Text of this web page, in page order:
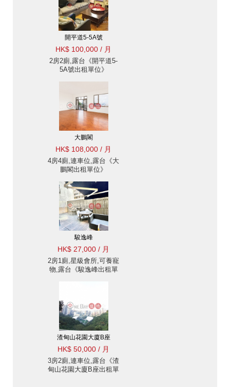
開平道5-5A號
HK$ 100,000 / 月
2房2廁,露台《開平道5-
5A號出租單位》
大鵬閣
HK$ 108,000 / 月
4房4廁,連車位,露台《大
鵬閣出租單位》
駿逸峰
HK$ 27,000 / 月
2房1廁,星級會所,可養寵
物,露台《駿逸峰出租單
渣甸山花園大廈B座
HK$ 50,000 / 月
3房2廁,連車位,露台《渣
甸山花園大廈B座出租單